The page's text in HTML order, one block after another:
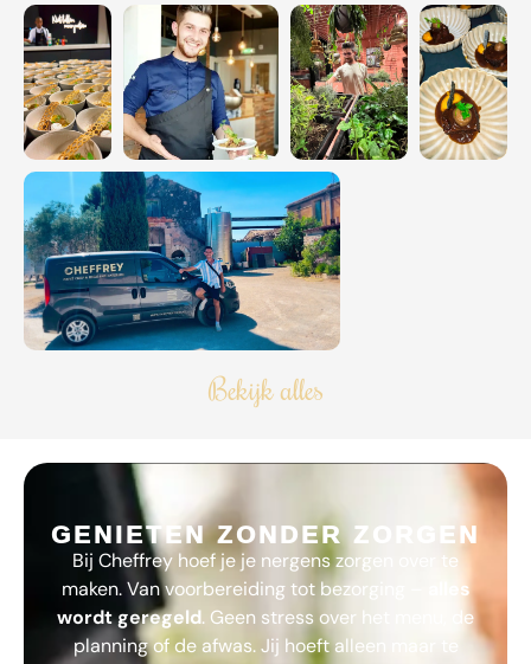
Bekijk alles
GENIETEN ZONDER ZORGEN
Bij Cheffrey hoef je je nergens zorgen over te
maken. Van voorbereiding tot bezorging –
alles
wordt geregeld. Geen stress over het menu, de
planning of de afwas. Jij hoeft alleen maar te